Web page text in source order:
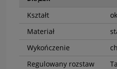
Kształt
Materiał
Wykończenie
Regulowany rozstaw